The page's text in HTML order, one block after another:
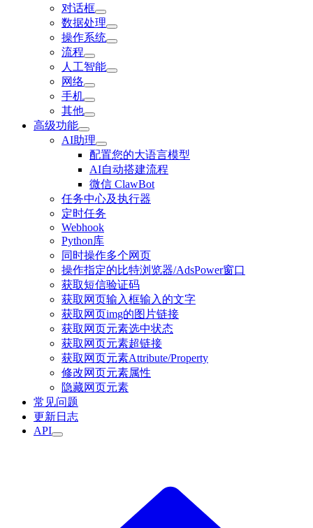
对话框
数据处理
操作系统
流程
人工智能
网络
手机
其他
高级功能
AI助理
配置您的大语言模型
AI自动搭建流程
微信 ClawBot
任务中心及执行器
定时任务
Webhook
Python库
同时操作多个网页
操作指定的比特浏览器/AdsPower窗口
获取短信验证码
获取网页输入框输入的文字
获取网页img的图片链接
获取网页元素选中状态
获取网页元素超链接
获取网页元素Attribute/Property
修改网页元素属性
隐藏网页元素
常见问题
更新日志
API